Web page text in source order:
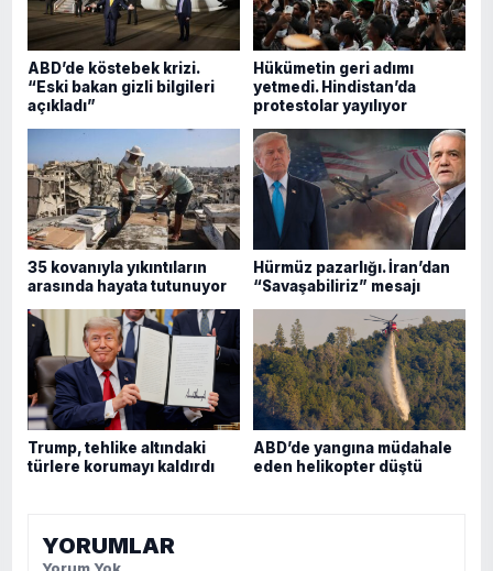
ABD’de köstebek krizi.
“Eski bakan gizli bilgileri
açıkladı”
Hükümetin geri adımı
yetmedi. Hindistan’da
protestolar yayılıyor
35 kovanıyla yıkıntıların
arasında hayata tutunuyor
Hürmüz pazarlığı. İran’dan
“Savaşabiliriz” mesajı
Trump, tehlike altındaki
türlere korumayı kaldırdı
ABD’de yangına müdahale
eden helikopter düştü
YORUMLAR